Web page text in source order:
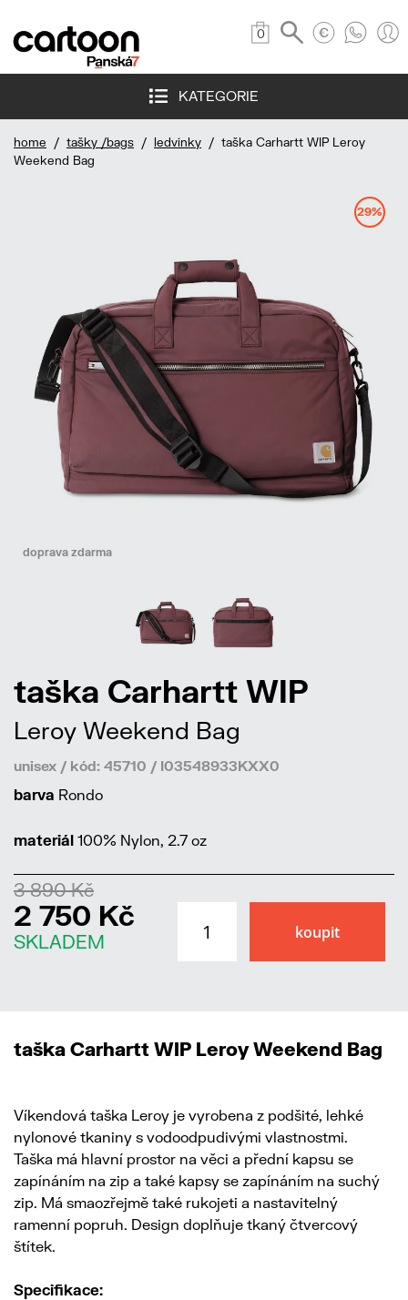
0
KATEGORIE
home / tašky /bags / ledvinky / taška Carhartt WIP Leroy
Weekend Bag
29%
doprava zdarma
taška Carhartt WIP
Leroy Weekend Bag
unisex / kód: 45710 / I03548933KXX0
barva Rondo
materiál 100% Nylon, 2.7 oz
3 890 Kč
2 750 Kč
SKLADEM
taška Carhartt WIP Leroy Weekend Bag
Víkendová taška Leroy je vyrobena z podšité, lehké
nylonové tkaniny s vodoodpudivými vlastnostmi.
Taška má hlavní prostor na věci a přední kapsu se
zapínáním na zip a také kapsy se zapínáním na suchý
zip. Má smaozřejmě také rukojeti a nastavitelný
ramenní popruh. Design doplňuje tkaný čtvercový
štítek.
Specifikace: